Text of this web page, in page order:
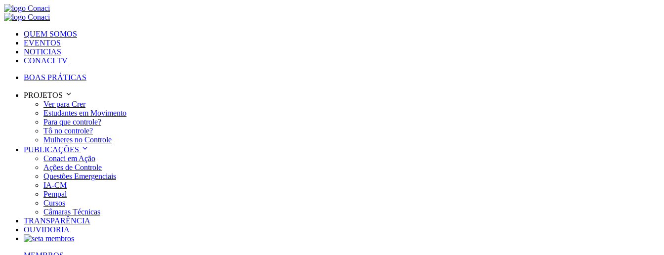
QUEM SOMOS
EVENTOS
NOTICIAS
CONACI TV
BOAS PRÁTICAS
PROJETOS
Ver para Crer
Estudantes em Movimento
Para que controle?
Tô no controle?
Mulheres no Controle
PUBLICAÇÕES
Conaci em Ação
Ações de Controle
Questões Emergenciais
IA-CM
Pempal
Cursos
Câmaras Técnicas
TRANSPARÊNCIA
OUVIDORIA